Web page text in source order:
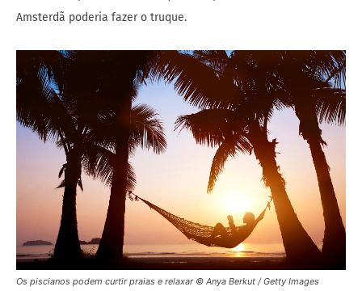
Amsterdã poderia fazer o truque.
Os piscianos podem curtir praias e relaxar © Anya Berkut / Getty Images